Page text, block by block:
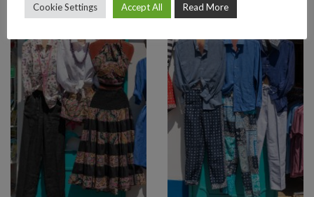
Cookie Settings Accept All Read More